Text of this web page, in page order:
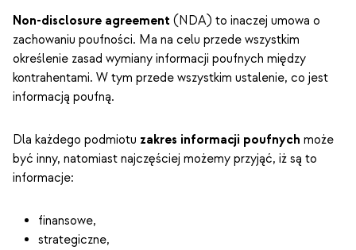
Non-disclosure agreement (NDA) to inaczej umowa o
zachowaniu poufności. Ma na celu przede wszystkim
określenie zasad wymiany informacji poufnych między
kontrahentami. W tym przede wszystkim ustalenie, co jest
informacją poufną.
Dla każdego podmiotu zakres informacji poufnych może
być inny, natomiast najczęściej możemy przyjąć, iż są to
informacje:
finansowe,
strategiczne,